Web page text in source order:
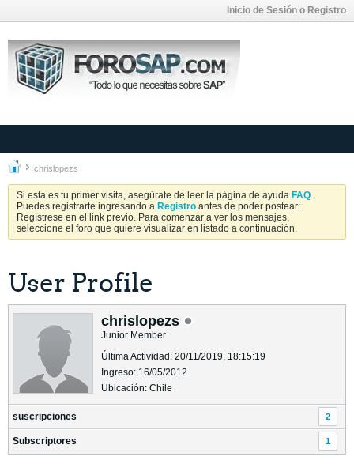
Inicio de Sesión o Registro
chrislopezs
Si esta es tu primer visita, asegúrate de leer la página de ayuda FAQ.
Puedes registrarte ingresando a Registro antes de poder postear:
Regístrese en el link previo. Para comenzar a ver los mensajes,
seleccione el foro que quiere visualizar en listado a continuación.
User Profile
chrislopezs
Junior Member
Última Actividad: 20/11/2019, 18:15:19
Ingreso: 16/05/2012
Ubicación: Chile
suscripciones 2
Subscriptores 1